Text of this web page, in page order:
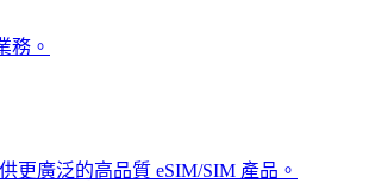
務。
更廣泛的高品質 eSIM/SIM 產品。